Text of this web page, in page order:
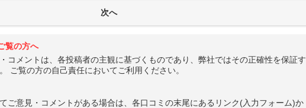
覧の方へ
コメントは、各投稿者の主観に基づくものであり、弊社ではその正確性を保証す
ご覧の方の自己責任においてご利用ください。
ご意見・コメントがある場合は、各口コミの末尾にあるリンク(入力フォーム)か